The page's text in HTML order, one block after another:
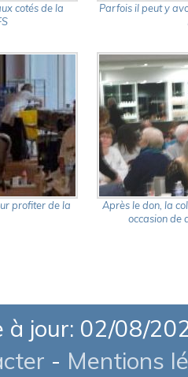
cotés de la
Parfois il peut y
profiter de la
Après le don, la
occasion de
à jour: 02/08/
- Mentions